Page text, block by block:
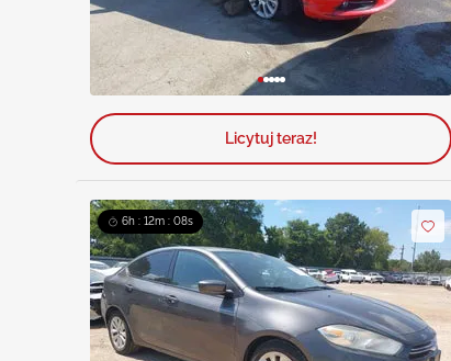
Licytuj teraz!
6h : 12m : 06s